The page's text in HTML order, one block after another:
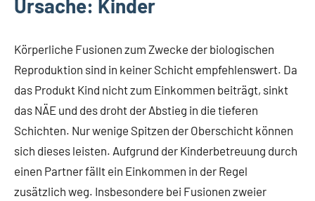
Ursache: Kinder
Körperliche Fusionen zum Zwecke der biologischen
Reproduktion sind in keiner Schicht empfehlenswert. Da
das Produkt Kind nicht zum Einkommen beiträgt, sinkt
das NÄE und des droht der Abstieg in die tieferen
Schichten. Nur wenige Spitzen der Oberschicht können
sich dieses leisten. Aufgrund der Kinderbetreuung durch
einen Partner fällt ein Einkommen in der Regel
zusätzlich weg. Insbesondere bei Fusionen zweier